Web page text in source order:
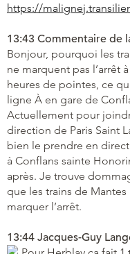
https://
13:43 Commentaire de
Bonjour, pourquoi les
ne marquent pas l’arrêt
heures de pointes, ce
ligne À en gare de
Actuellement pour
direction de Paris Saint
bien le prendre en
à Conflans sainte
après. Je trouve
que les trains de
marquer l’arrêt.
13:44 Jacques-Guy